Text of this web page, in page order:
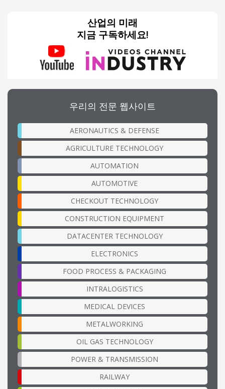
산업의 미래
지금 구독하세요!
우리의 전문 웹사이트
AERONAUTICS & DEFENSE
AGRICULTURE TECHNOLOGY
AUTOMATION
AUTOMOTIVE
CHECKOUT TECHNOLOGY
CONSTRUCTION EQUIPMENT
DATACENTER TECHNOLOGY
ELECTRONICS
FOOD PROCESS & PACKAGING
INTRALOGISTICS
MEDICAL DEVICES
METALWORKING
OIL GAS TECHNOLOGY
POWER & TRANSMISSION
RAILWAY